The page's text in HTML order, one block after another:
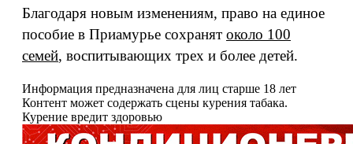
Благодаря новым изменениям, право на единое
пособие в Приамурье сохранят около 100
семей, воспитывающих трех и более детей.
Информация предназначена для лиц старше 18 лет
Контент может содержать сцены курения табака.
Курение вредит здоровью